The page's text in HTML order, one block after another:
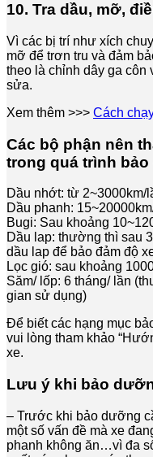
10. Tra dầu, mỡ,
Vì các bị trí như xích
mỡ để trơn tru và đảm
theo là chỉnh dây ga côn
sửa.
Xem thêm >>> Cách
Các bộ phận nên
trong quá trình
Dầu nhớt: từ 2~3000km/
Dầu phanh:
Bugi: Sau khoảng
Dầu lap: thường thì sau
dầu lap để bảo đảm độ
Lọc gió: sau khoảng
Săm/ lốp: 6 tháng/ lần
gian sử dụng)
Để biết các hạng mục
vui lòng tham khảo
xe.
Lưu ý khi bảo
– Trước khi bảo dưỡng
một số vấn đề mà xe
phanh không ăn…vì đa